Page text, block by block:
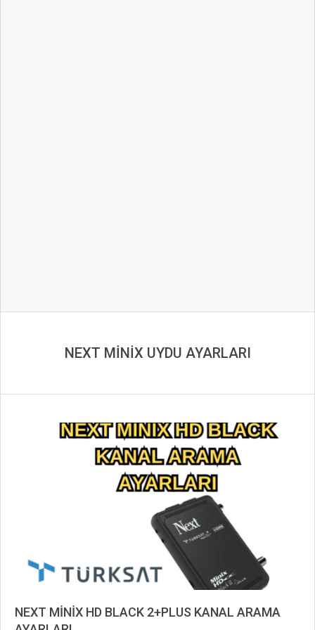
NEXT MİNİX UYDU AYARLARI
NEXT MİNİX HD BLACK 2+PLUS KANAL ARAMA